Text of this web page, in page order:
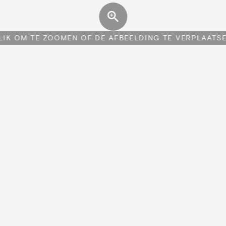
OM TE ZOOMEN OF DE AFBEELDING TE